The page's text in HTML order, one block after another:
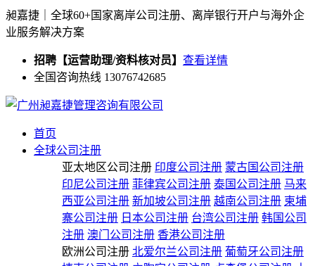
昶嘉捷｜全球60+国家离岸公司注册、离岸银行开户与海外企
业服务解决方案
招聘【运营助理/资料核对员】 查看详情
全国咨询热线 13076742685
首页
全球公司注册
亚太地区公司注册 印度公司注册 蒙古国公司注册
印尼公司注册 菲律宾公司注册 泰国公司注册 马来
西亚公司注册 新加坡公司注册 越南公司注册 柬埔
寨公司注册 日本公司注册 台湾公司注册 韩国公司
注册 澳门公司注册 香港公司注册
欧洲公司注册 北爱尔兰公司注册 葡萄牙公司注册